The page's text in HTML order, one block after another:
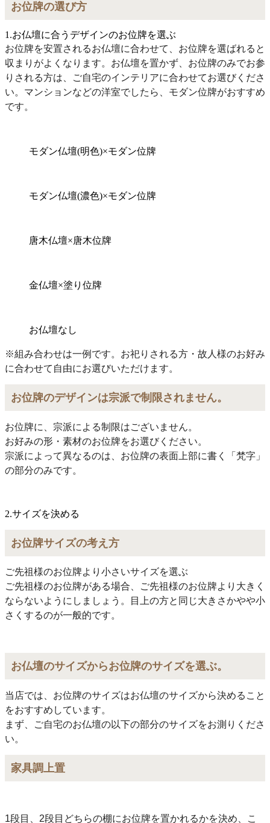
お位牌の選び方
1.お仏壇に合うデザインのお位牌を選ぶ
お位牌を安置されるお仏壇に合わせて、お位牌を選ばれると
収まりがよくなります。お仏壇を置かず、お位牌のみでお参
りされる方は、ご自宅のインテリアに合わせてお選びくださ
い。マンションなどの洋室でしたら、モダン位牌がおすすめ
です。
モダン仏壇(明色)×モダン位牌
モダン仏壇(濃色)×モダン位牌
唐木仏壇×唐木位牌
金仏壇×塗り位牌
お仏壇なし
※組み合わせは一例です。お祀りされる方・故人様のお好み
に合わせて自由にお選びいただけます。
お位牌のデザインは宗派で制限されません。
お位牌に、宗派による制限はございません。
お好みの形・素材のお位牌をお選びください。
宗派によって異なるのは、お位牌の表面上部に書く「梵字」
の部分のみです。
2.サイズを決める
お位牌サイズの考え方
ご先祖様のお位牌より小さいサイズを選ぶ
ご先祖様のお位牌がある場合、ご先祖様のお位牌より大きく
ならないようにしましょう。目上の方と同じ大きさかやや小
さくするのが一般的です。
お仏壇のサイズからお位牌のサイズを選ぶ。
当店では、お位牌のサイズはお仏壇のサイズから決めること
をおすすめしています。
まず、ご自宅のお仏壇の以下の部分のサイズをお測りくださ
い。
家具調上置
1段目、2段目どちらの棚にお位牌を置かれるかを決め、こ